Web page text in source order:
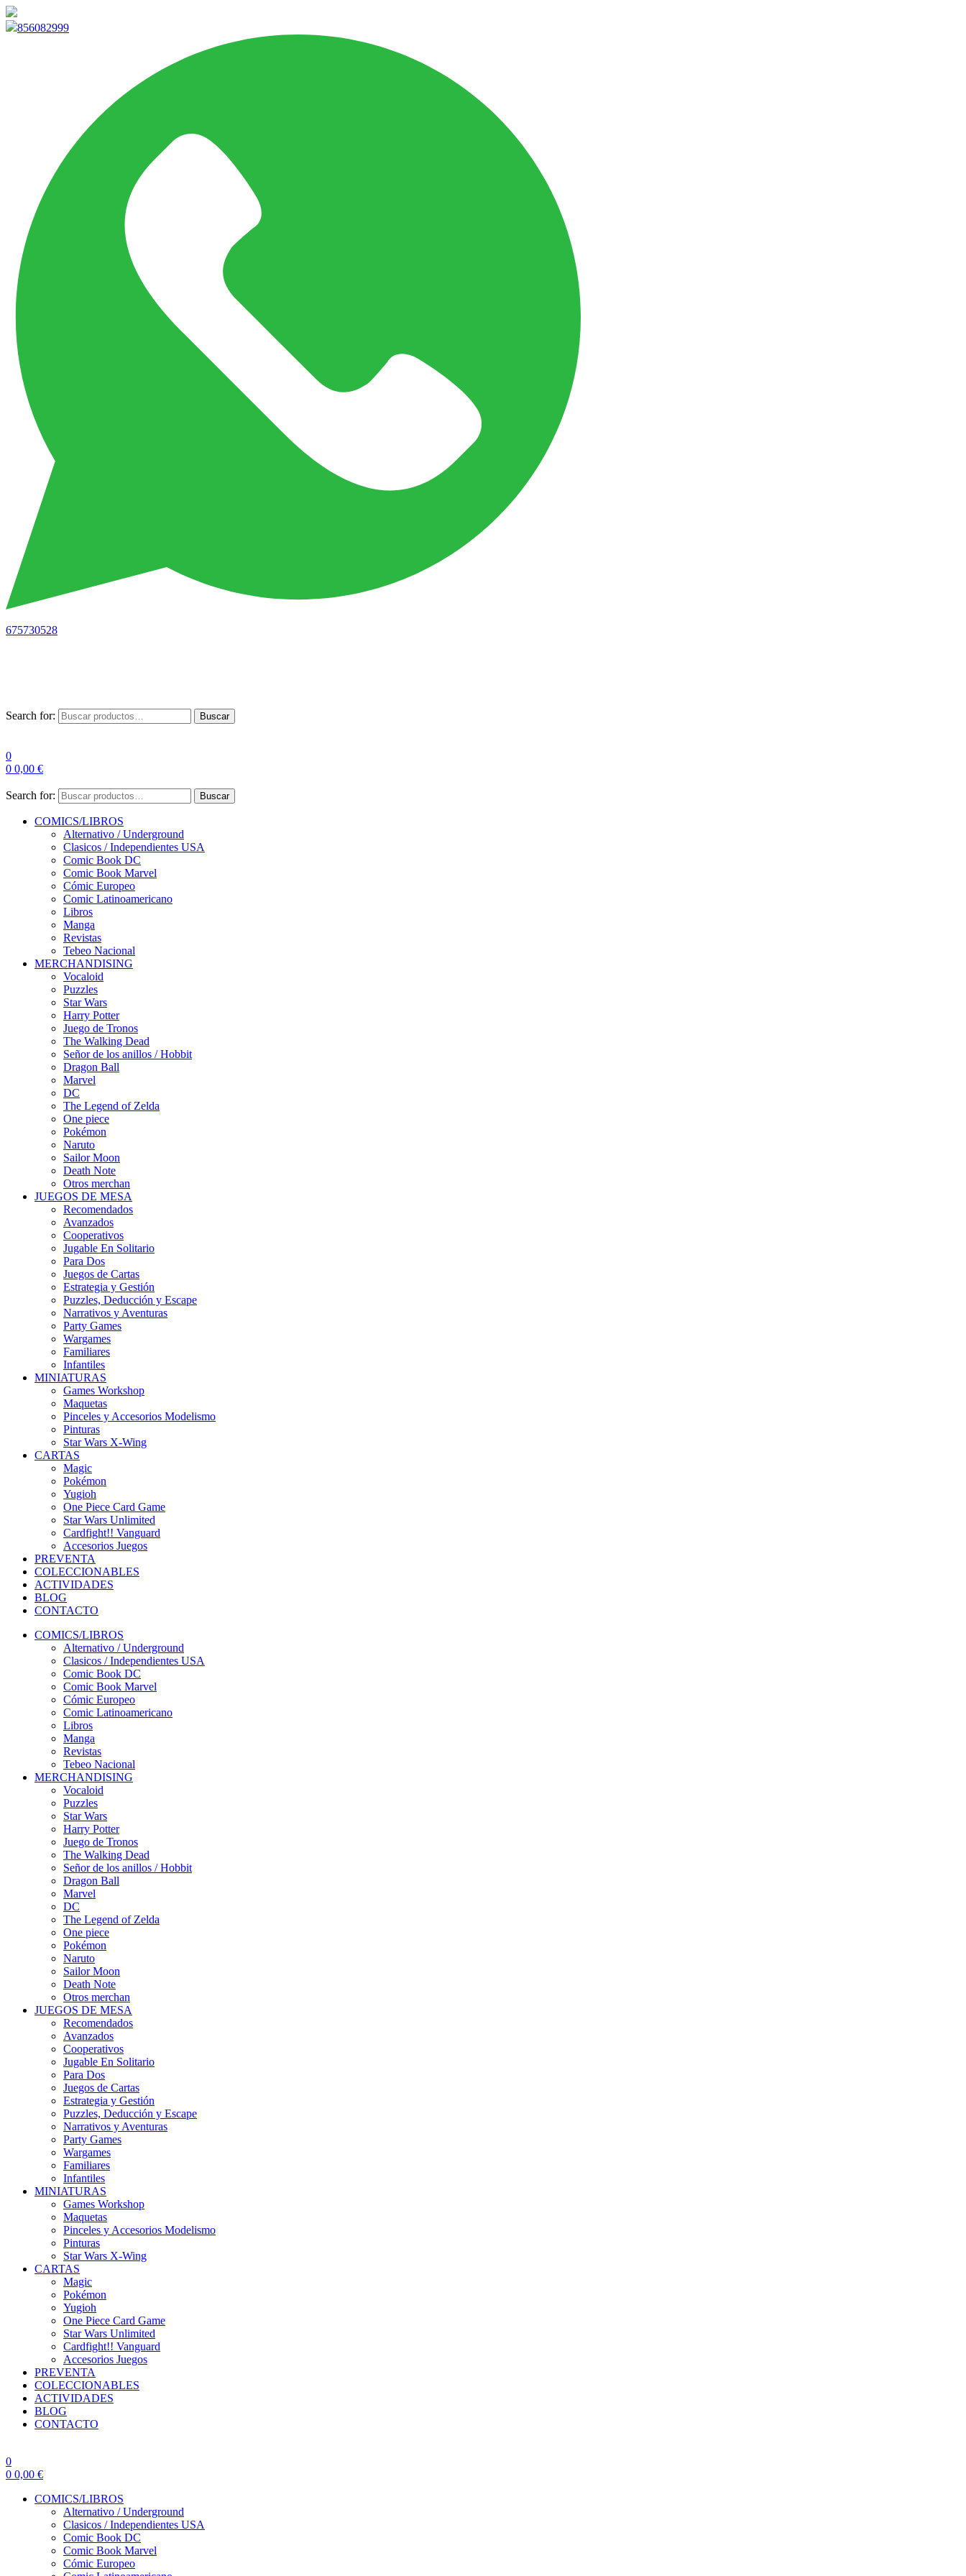
856082999
675730528
Search for: Buscar
0
0 0,00 €
Search for: Buscar
COMICS/LIBROS
Alternativo / Underground
Clasicos / Independientes USA
Comic Book DC
Comic Book Marvel
Cómic Europeo
Comic Latinoamericano
Libros
Manga
Revistas
Tebeo Nacional
MERCHANDISING
Vocaloid
Puzzles
Star Wars
Harry Potter
Juego de Tronos
The Walking Dead
Señor de los anillos / Hobbit
Dragon Ball
Marvel
DC
The Legend of Zelda
One piece
Pokémon
Naruto
Sailor Moon
Death Note
Otros merchan
JUEGOS DE MESA
Recomendados
Avanzados
Cooperativos
Jugable En Solitario
Para Dos
Juegos de Cartas
Estrategia y Gestión
Puzzles, Deducción y Escape
Narrativos y Aventuras
Party Games
Wargames
Familiares
Infantiles
MINIATURAS
Games Workshop
Maquetas
Pinceles y Accesorios Modelismo
Pinturas
Star Wars X-Wing
CARTAS
Magic
Pokémon
Yugioh
One Piece Card Game
Star Wars Unlimited
Cardfight!! Vanguard
Accesorios Juegos
PREVENTA
COLECCIONABLES
ACTIVIDADES
BLOG
CONTACTO
COMICS/LIBROS
Alternativo / Underground
Clasicos / Independientes USA
Comic Book DC
Comic Book Marvel
Cómic Europeo
Comic Latinoamericano
Libros
Manga
Revistas
Tebeo Nacional
MERCHANDISING
Vocaloid
Puzzles
Star Wars
Harry Potter
Juego de Tronos
The Walking Dead
Señor de los anillos / Hobbit
Dragon Ball
Marvel
DC
The Legend of Zelda
One piece
Pokémon
Naruto
Sailor Moon
Death Note
Otros merchan
JUEGOS DE MESA
Recomendados
Avanzados
Cooperativos
Jugable En Solitario
Para Dos
Juegos de Cartas
Estrategia y Gestión
Puzzles, Deducción y Escape
Narrativos y Aventuras
Party Games
Wargames
Familiares
Infantiles
MINIATURAS
Games Workshop
Maquetas
Pinceles y Accesorios Modelismo
Pinturas
Star Wars X-Wing
CARTAS
Magic
Pokémon
Yugioh
One Piece Card Game
Star Wars Unlimited
Cardfight!! Vanguard
Accesorios Juegos
PREVENTA
COLECCIONABLES
ACTIVIDADES
BLOG
CONTACTO
0
0 0,00 €
COMICS/LIBROS
Alternativo / Underground
Clasicos / Independientes USA
Comic Book DC
Comic Book Marvel
Cómic Europeo